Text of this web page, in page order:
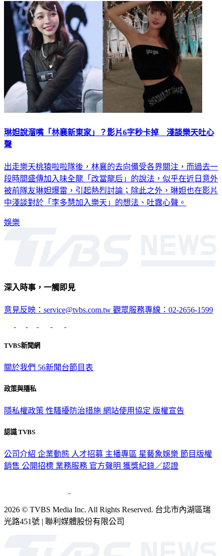
琳妲說溜嘴「林襄新東家」？影片6字秒卡掉 淺談樂天吐心
聲
出走樂天桃猿啦啦隊後，林襄的去向備受各界關注，而過去一
段時間盛傳加入味全龍「改當龍后」的說法，似乎在近日意外
被前隊友琳妲爆雷，引起熱烈討論；除此之外，琳妲也在影片
中淺談對於「李多慧加入樂天」的想法、吐露心聲。
娛樂
深入時事，一觸即見
意見反映：service@tvbs.com.tw 觀眾服務專線：02-2656-1599
TVBS新聞網
關於我們 56新聞台節目表
政策與隱私
隱私權政策 性騷擾防治措施 網站使用協定 版權宣告
認識 TVBS
公司介紹 企業動態 人才招募 主播專區 星藝象娛樂 節目版權
銷售 公開招標 業務服務 官方聲明 獲獎紀錄／認證
2026 © TVBS Media Inc. All Rights Reserved. 台北市內湖區瑞
光路451號 | 聯利媒體股份有限公司